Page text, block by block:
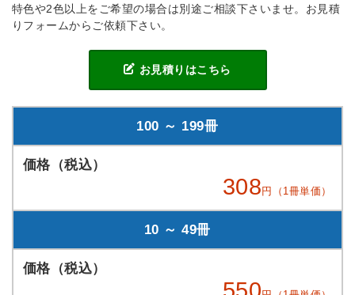
特色や2色以上をご希望の場合は別途ご相談下さいませ。お見積
りフォームからご依頼下さい。
お見積りはこちら
100 ～ 199冊
308 円（1冊単価）
10 ～ 49冊